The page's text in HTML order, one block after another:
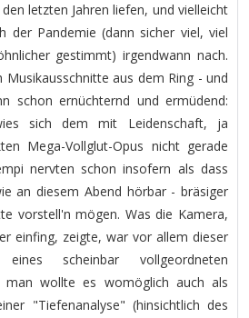
letzten Jahren liefen, und vielleicht
der Pandemie (dann sicher viel, viel
gestimmt) irgendwann nach.
Musikausschnitte aus dem Ring - und
schon ernüchternd und ermüdend:
sich dem mit Leidenschaft, ja
Mega-Vollglut-Opus nicht gerade
nervten schon insofern als dass
an diesem Abend hörbar - bräsiger
vorstell'n mögen. Was die Kamera,
einfing, zeigte, war vor allem dieser
scheinbar vollgeordneten
man wollte es womöglich auch als
"Tiefenanalyse" (hinsichtlich des